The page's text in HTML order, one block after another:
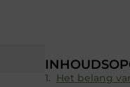
Het belang